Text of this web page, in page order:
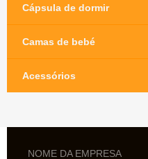
Cápsula de dormir
Camas de bebé
Acessórios
NOME DA EMPRESA